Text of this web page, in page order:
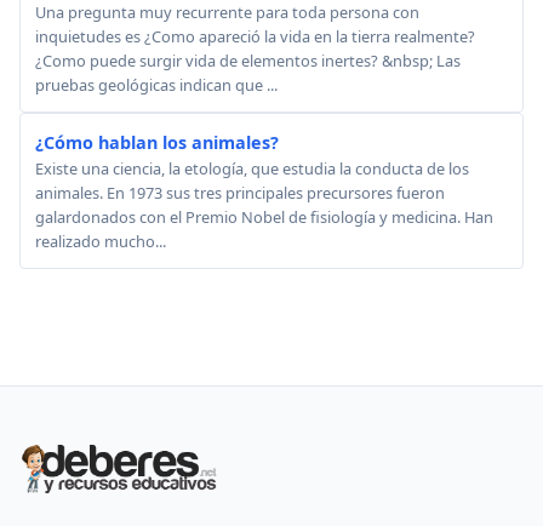
Una pregunta muy recurrente para toda persona con
inquietudes es ¿Como apareció la vida en la tierra realmente?
¿Como puede surgir vida de elementos inertes? &nbsp; Las
pruebas geológicas indican que ...
¿Cómo hablan los animales?
Existe una ciencia, la etología, que estudia la conducta de los
animales. En 1973 sus tres principales precursores fueron
galardonados con el Premio Nobel de fisiología y medicina. Han
realizado mucho...